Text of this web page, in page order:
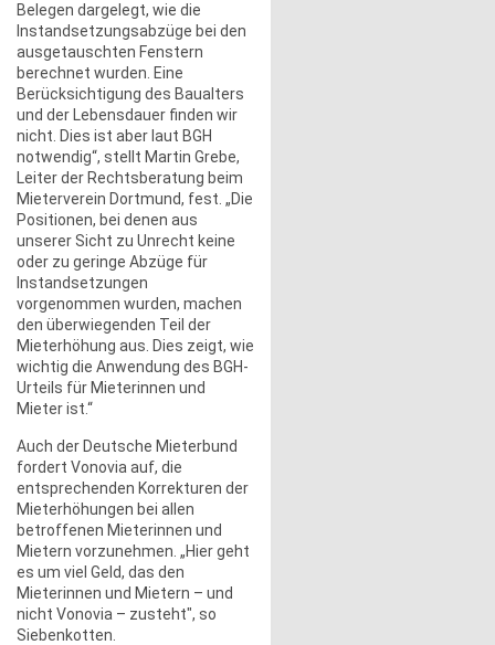
Belegen dargelegt, wie die
Instandsetzungsabzüge bei den
ausgetauschten Fenstern
berechnet wurden. Eine
Berücksichtigung des Baualters
und der Lebensdauer finden wir
nicht. Dies ist aber laut BGH
notwendig“, stellt Martin Grebe,
Leiter der Rechtsberatung beim
Mieterverein Dortmund, fest. „Die
Positionen, bei denen aus
unserer Sicht zu Unrecht keine
oder zu geringe Abzüge für
Instandsetzungen
vorgenommen wurden, machen
den überwiegenden Teil der
Mieterhöhung aus. Dies zeigt, wie
wichtig die Anwendung des BGH-
Urteils für Mieterinnen und
Mieter ist.“
Auch der Deutsche Mieterbund
fordert Vonovia auf, die
entsprechenden Korrekturen der
Mieterhöhungen bei allen
betroffenen Mieterinnen und
Mietern vorzunehmen. „Hier geht
es um viel Geld, das den
Mieterinnen und Mietern – und
nicht Vonovia – zusteht", so
Siebenkotten.